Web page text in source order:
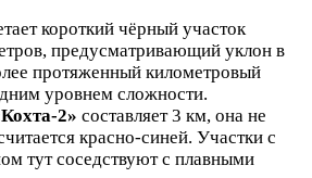
короткий чёрный участок
предусматривающий уклон в
протяженный километровый
уровнем сложности.
2» составляет 3 км, она не
красно-синей. Участки с
тут соседствуют с плавными